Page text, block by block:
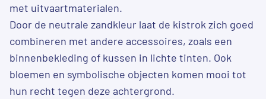
met uitvaartmaterialen.
Door de neutrale zandkleur laat de kistrok zich goed
combineren met andere accessoires, zoals een
binnenbekleding of kussen in lichte tinten. Ook
bloemen en symbolische objecten komen mooi tot
hun recht tegen deze achtergrond.